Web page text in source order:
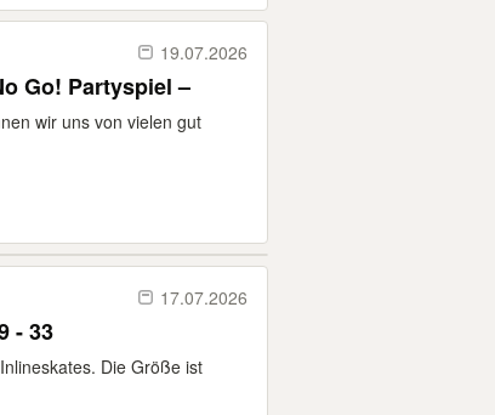
19.07.2026
Go! Partyspiel –
wir uns von vielen gut
17.07.2026
- 33
Die Größe ist